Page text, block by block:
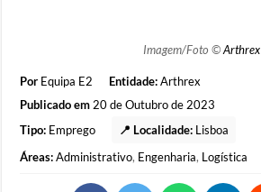
Imagem/Foto ©Arthrex
Por Equipa E2 Entidade:Arthrex
Publicado em 20 de Outubro de 2023
Tipo: Emprego 📍 Localidade: Lisboa
Áreas: Administrativo, Engenharia, Logística